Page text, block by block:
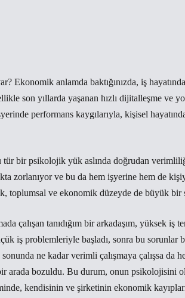
Ekonomik anlamda baktığınızda, iş
son yıllarda yaşanan hızlı dijitalleşme ve
performans kaygılarıyla, kişisel
bir psikolojik yük aslında doğrudan
zorlanıyor ve bu da hem işyerine hem de
toplumsal ve ekonomik düzeyde de büyük bir
çalışan tanıdığım bir arkadaşım, yüksek iş
iş problemleriyle başladı, sonra bu sorunlar
ne kadar verimli çalışmaya çalışsa da
arada bozuldu. Bu durum, onun
kendisinin ve şirketinin ekonomik